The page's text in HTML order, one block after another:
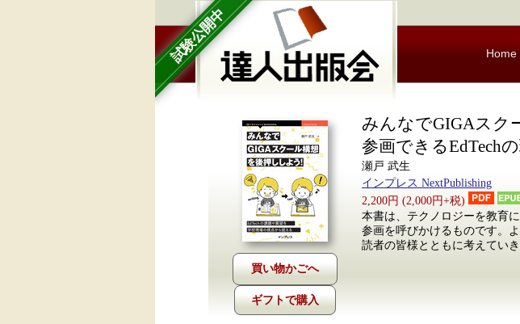
試験公開中 Home
ギフトで購入
みんなでGIGAス
参画できるEdTech
瀬戸 武生
インプレス NextPublishing
2,200円 (2,000円+税)
本書は、テクノロジーを教育
参画を呼びかけるものです。
読者の皆様とともに考えていき